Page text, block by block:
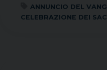
ANNUNCIO DEL
CELEBRAZIONE DEI